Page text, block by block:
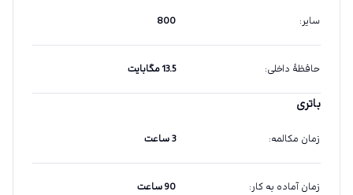
سایر:
800
حافظهٔ داخلی: 13.5 مگابایت
باتری
زمان مکالمه: 3 ساعت
زمان آماده به کار: 90 ساعت